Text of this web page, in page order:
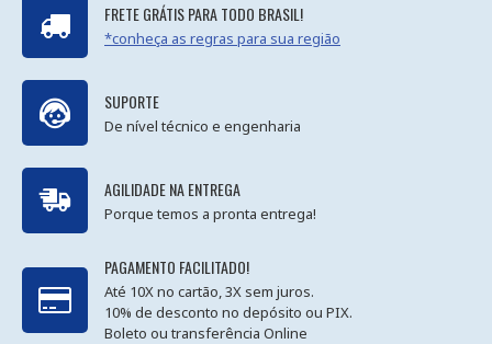
FRETE GRÁTIS PARA TODO BRASIL!
*conheça as regras para sua região
SUPORTE
De nível técnico e engenharia
AGILIDADE NA ENTREGA
Porque temos a pronta entrega!
PAGAMENTO FACILITADO!
Até 10X no cartão, 3X sem juros.
10% de desconto no depósito ou PIX.
Boleto ou transferência Online